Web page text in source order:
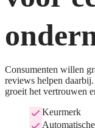
Consumenten willen
reviews helpen
groeit het vertrouwen
Keurmerk